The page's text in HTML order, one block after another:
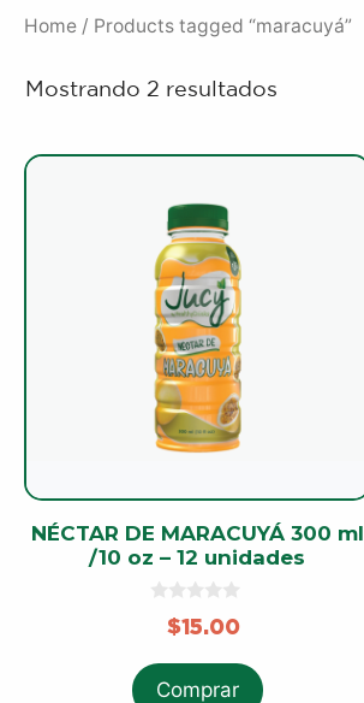
Home / Products tagged “maracuyá”
Mostrando 2 resultados
NÉCTAR DE MARACUYÁ 300 ml
/10 oz – 12 unidades
t
o
$15.00
Comprar